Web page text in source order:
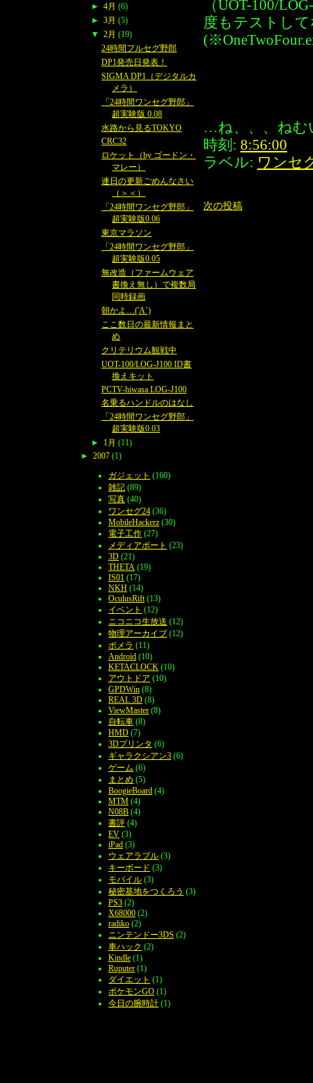
（UOT-100/
度もテストし
…ね、、、ねむ
時刻: 8:56:00
ラベル: ワンセ
次の投稿
► 4月 (6)
► 3月 (5)
▼ 2月 (19)
24時間フルセグ野郎
DP1発売日発表！
SIGMA DP1（デジタルカ
メラ）
「24時間ワンセグ野郎」
超実験版 0.08
水路から見るTOKYO
CRC32
ロケット（by ゴードン・
マレー）
連日の更新ごめんなさい
（＞＜）
「24時間ワンセグ野郎」
超実験版0.06
東京マラソン
「24時間ワンセグ野郎」
超実験版0.05
無改造（ファームウェア
書換え無し）で複数局
同時録画
朝かよ…('A`)
ここ数日の最新情報まと
め
クリテリウム観戦中
UOT-100/LOG-J100 ID書
換えキット
PCTV-hiwasa LOG-J100
名乗るハンドルのはなし
「24時間ワンセグ野郎」
超実験版0.03
►
1月 (11)
► 2007 (1)
ガジェット (160)
雑記 (89)
写真 (40)
ワンセグ24 (36)
MobileHackerz (30)
電子工作 (27)
メディアポート (23)
3D (21)
THETA (19)
IS01 (17)
NKH (14)
OculusRift (13)
イベント (12)
ニコニコ生放送 (12)
物理アーカイブ (12)
ポメラ (11)
Android (10)
KETACLOCK (10)
アウトドア (10)
GPDWin (8)
REAL 3D (8)
ViewMaster (8)
自転車 (8)
HMD (7)
3Dプリンタ (6)
ギャラクシアン3 (6)
ゲーム (6)
まとめ (5)
BoogieBoard (4)
MTM (4)
N08B (4)
書評 (4)
EV (3)
iPad (3)
ウェアラブル (3)
キーボード (3)
モバイル (3)
秘密基地をつくろう (3)
PS3 (2)
X68000 (2)
radiko (2)
ニンテンドー3DS (2)
車ハック (2)
Kindle (1)
Ruputer (1)
ダイエット (1)
ポケモンGO (1)
今日の腕時計 (1)